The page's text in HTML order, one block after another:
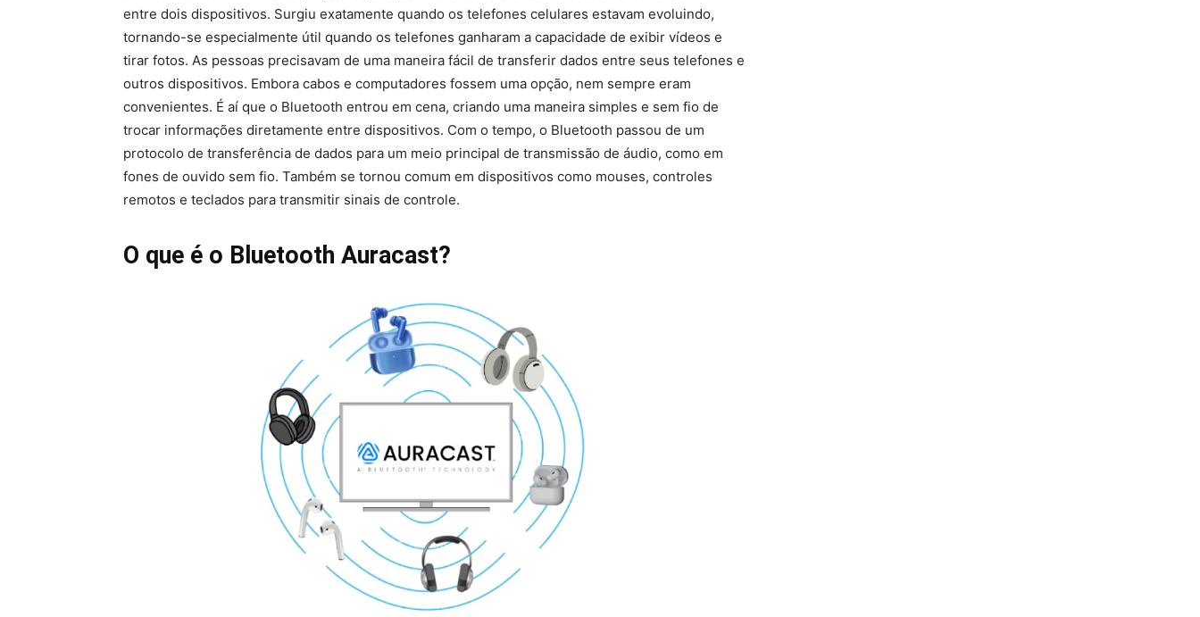
entre dois dispositivos. Surgiu exatamente quando os telefones celulares estavam evoluindo,
tornando-se especialmente útil quando os telefones ganharam a capacidade de exibir vídeos e
tirar fotos. As pessoas precisavam de uma maneira fácil de transferir dados entre seus telefones e
outros dispositivos. Embora cabos e computadores fossem uma opção, nem sempre eram
convenientes. É aí que o Bluetooth entrou em cena, criando uma maneira simples e sem fio de
trocar informações diretamente entre dispositivos. Com o tempo, o Bluetooth passou de um
protocolo de transferência de dados para um meio principal de transmissão de áudio, como em
fones de ouvido sem fio. Também se tornou comum em dispositivos como mouses, controles
remotos e teclados para transmitir sinais de controle.
O que é o Bluetooth Auracast?